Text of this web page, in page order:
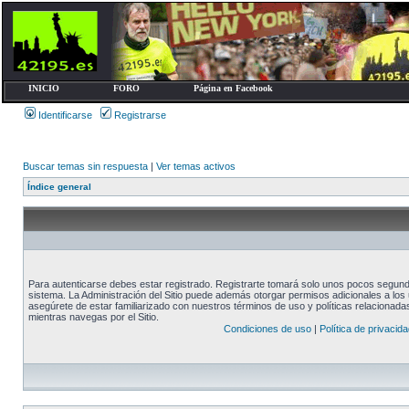
INICIO FORO Página en Facebook
Identificarse Registrarse
Buscar temas sin respuesta | Ver temas activos
Índice general
Para autenticarse debes estar registrado. Registrarte tomará solo unos pocos
sistema. La Administración del Sitio puede además otorgar permisos adicionales a
asegúrete de estar familiarizado con nuestros términos de uso y políticas
mientras navegas por el Sitio.
Condiciones de uso| Política de